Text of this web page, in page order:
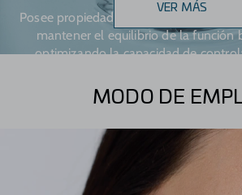
Posee propiedades calmantes y
mantener el equilibrio de la función
optimizando la capacidad de
VER MÁS
MODO DE